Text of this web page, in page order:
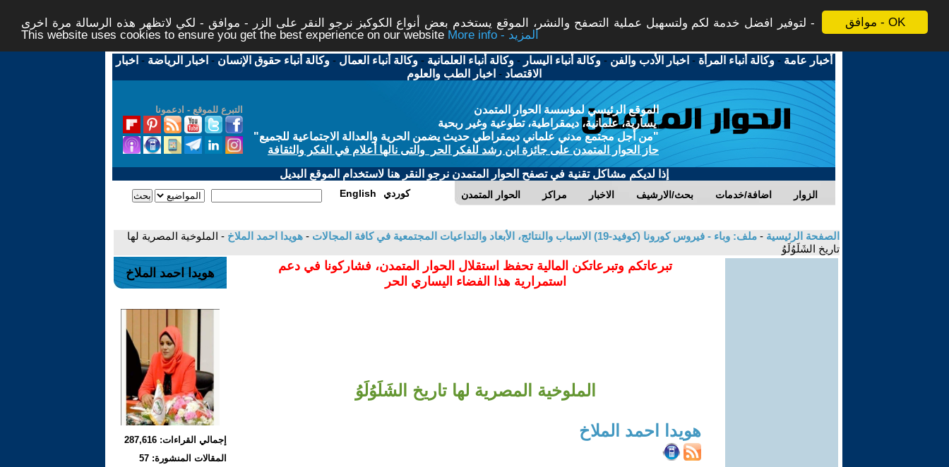
موافق - OK
لتوفير افضل خدمة لكم ولتسهيل عملية التصفح والنشر، الموقع يستخدم بعض أنواع الكوكيز نرجو النقر على الزر - موافق - لكي لاتظهر هذه الرسالة مرة اخرى -
This website uses cookies to ensure you get the best experience on our website
More info - المزيد
أخبار عامة -وكالة أنباء المرأة - اخبار الأدب والفن -وكالة أنباء اليسار -وكالة أنباء العلمانية -وكالة أنباء العمال -وكالة أنباء حقوق الإنسان - اخبار الرياضة - اخبار
الاقتصاد - اخبار الطب والعلوم
التبرع للموقع - ادعمونا
الموقع الرئيسي لمؤسسة الحوار المتمدن
يسارية، علمانية، ديمقراطية، تطوعية وغير ربحية
"من أجل مجتمع مدني علماني ديمقراطي حديث يضمن الحرية والعدالة الاجتماعية للجميع"
حاز الحوار المتمدن على جائزة ابن رشد للفكر الحر والتى نالها أعلام في الفكر والثقافة
إذا لديكم مشاكل تقنية في تصفح الحوار المتمدن نرجو النقر هنا لاستخدام الموقع البديل
الحوار المتمدن مراكز الاخبار بحث/الارشيف اضافة/خدمات الزوار English كوردي
الصفحة الرئيسية - ملف: وباء - فيروس كورونا (كوفيد-19) الاسباب والنتائج، الأبعاد والتداعيات المجتمعية في كافة المجالات - هويدا احمد الملاخ - الملوخية المصرية لها
تاريخ الشَلَوُلَوُ
تبرعاتكم وتبرعاتكن المالية تحفظ استقلال الحوار المتمدن، فشاركونا في دعم
استمرارية هذا الفضاء اليساري الحر
الملوخية المصرية لها تاريخ الشَلَوُلَوُ
هويدا احمد الملاخ
هويدا احمد الملاخ
إجمالي القراءات: 287,616
المقالات المنشورة: 57